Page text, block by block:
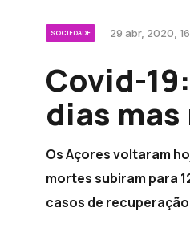
SOCIEDADE 29 abr, 2020,
Covid-
dias mas
Os Açores voltaram
mortes subiram para
casos de